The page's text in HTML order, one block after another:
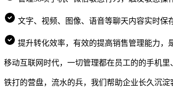
文字、视频、图像、语音等聊天内容实时保
提升转化效率，有效的提高销售管理能力，
移动互联网时代，一切管理都在员工的的手机里
铁打的营盘，流水的兵，我们帮助企业长久沉淀